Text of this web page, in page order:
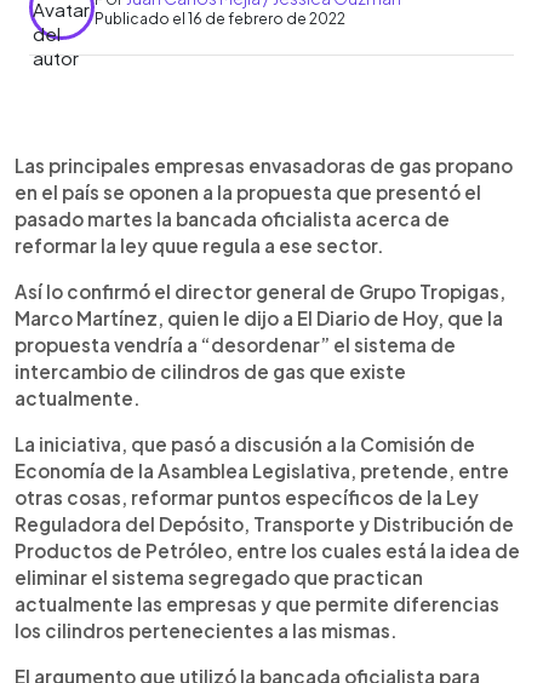
Publicado el 16 de febrero de 2022
► Escuchar artículo
Las principales empresas envasadoras de gas propano
en el país se oponen a la propuesta que presentó el
pasado martes la bancada oficialista acerca de
reformar la ley quue regula a ese sector.
Así lo confirmó el director general de Grupo Tropigas,
Marco Martínez, quien le dijo a El Diario de Hoy, que la
propuesta vendría a “desordenar” el sistema de
intercambio de cilindros de gas que existe
actualmente.
La iniciativa, que pasó a discusión a la Comisión de
Economía de la Asamblea Legislativa, pretende, entre
otras cosas, reformar puntos específicos de la Ley
Reguladora del Depósito, Transporte y Distribución de
Productos de Petróleo, entre los cuales está la idea de
eliminar el sistema segregado que practican
actualmente las empresas y que permite diferencias
los cilindros pertenecientes a las mismas.
El argumento que utilizó la bancada oficialista para